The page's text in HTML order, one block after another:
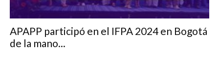
APAPP participó en el IFPA 2024 en Bogotá
de la mano...